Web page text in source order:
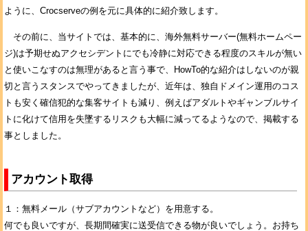
ように、Crocserveの例を元に具体的に紹介致します。
その前に、当サイトでは、基本的に、海外無料サーバー(無料ホームペー
ジ)は予期せぬアクセシデントにでも冷静に対応できる程度のスキルが無い
と使いこなすのは無理があると言う事で、HowTo的な紹介はしないのが親
切と言うスタンスでやってきましたが、近年は、独自ドメイン運用のコス
トも安く確信犯的な集客サイトも減り、例えばアダルトやギャンブルサイ
トに化けて信用を失墜するリスクも大幅に減ってるようなので、掲載する
事としました。
アカウント取得
１：無料メール（サブアカウントなど）を用意する。
何でも良いですが、長期間確実に送受信できる物が良いでしょう。お持ち